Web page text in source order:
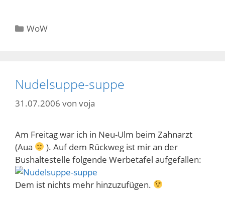
Kategorien
WoW
Nudelsuppe-suppe
31.07.2006 von voja
Am Freitag war ich in Neu-Ulm beim Zahnarzt
(Aua
). Auf dem Rückweg ist mir an der
Bushaltestelle folgende Werbetafel aufgefallen:
Dem ist nichts mehr hinzuzufügen.